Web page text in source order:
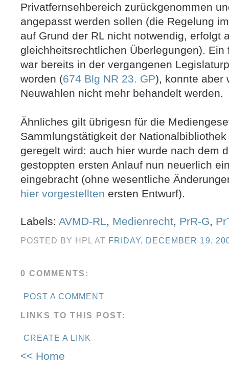
Privatfernsehbereich zurückgenommen
angepasst werden sollen (die Regelung
auf Grund der RL nicht notwendig, erfolgt
gleichheitsrechtlichen Überlegungen). Ein
war bereits in der vergangenen
worden (674 Blg NR 23. GP), konnte aber
Neuwahlen nicht mehr behandelt werden.
Ähnliches gilt übrigesn für die
Sammlungstätigkeit der
geregelt wird: auch hier wurde nach dem
gestoppten ersten Anlauf nun neuerlich
eingebracht (ohne wesentliche
hier vorgestellten ersten Entwurf).
Labels: AVMD-RL, Medienrecht, PrR-G,
POSTED BY HPL AT FRIDAY, DECEMBER 19,
0 COMMENTS:
POST A COMMENT
LINKS TO THIS POST:
CREATE A LINK
<< Home